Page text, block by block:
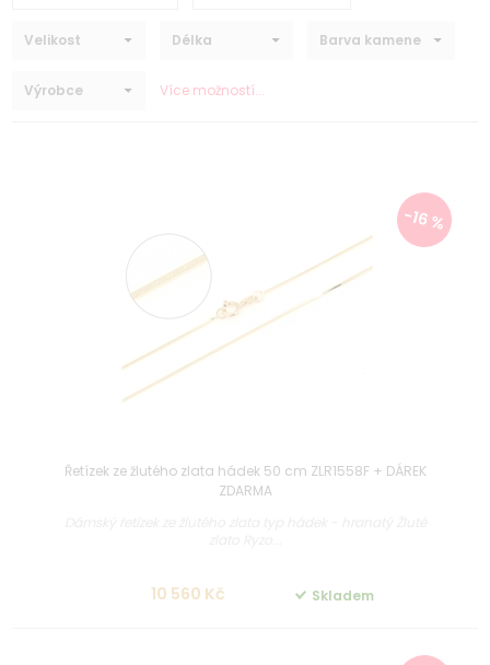
Velikost Délka Barva kamene
Výrobce Více možností...
-16 %
Řetízek ze žlutého zlata hádek 50 cm ZLR1558F + DÁREK
ZDARMA
10 560 Kč Skladem